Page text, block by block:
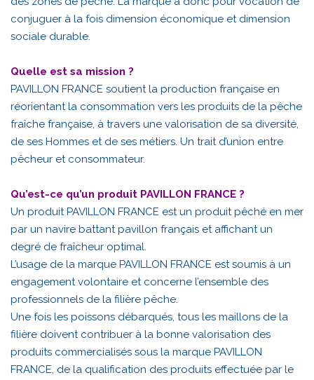
conjuguer à la fois dimension économique et dimension
sociale durable.
Quelle est sa mission ?
PAVILLON FRANCE soutient la production française en
réorientant la consommation vers les produits de la pêche
fraîche française, à travers une valorisation de sa diversité,
de ses Hommes et de ses métiers. Un trait d’union entre
pêcheur et consommateur.
Qu’est-ce qu’un produit PAVILLON FRANCE ?
Un produit PAVILLON FRANCE est un produit pêché en mer
par un navire battant pavillon français et affichant un
degré de fraîcheur optimal.
L’usage de la marque PAVILLON FRANCE est soumis à un
engagement volontaire et concerne l’ensemble des
professionnels de la filière pêche.
Une fois les poissons débarqués, tous les maillons de la
filière doivent contribuer à la bonne valorisation des
produits commercialisés sous la marque PAVILLON
FRANCE, de la qualification des produits effectuée par le